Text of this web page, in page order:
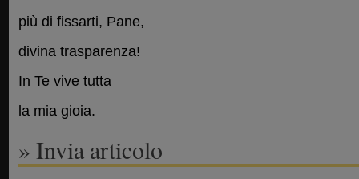
più di fissarti, Pane,
divina trasparenza!
In Te vive tutta
la mia gioia.
» Invia articolo